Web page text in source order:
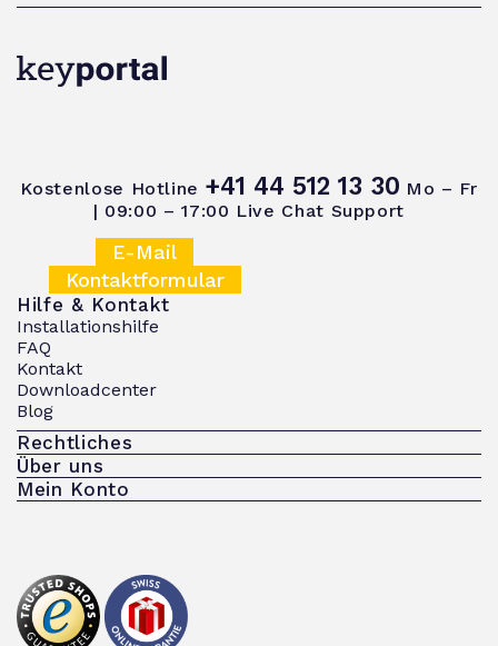
Kostenlose Hotline +41 44 512 13 30 Mo – Fr
| 09:00 – 17:00 Live Chat Support
E-Mail
Kontaktformular
Hilfe & Kontakt
Installationshilfe
FAQ
Kontakt
Downloadcenter
Blog
Rechtliches
Über uns
Mein Konto